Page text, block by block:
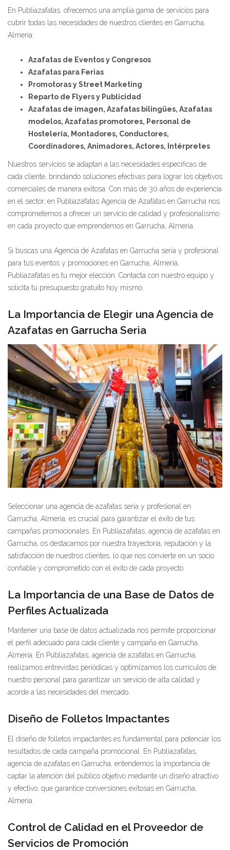
En Publiazafatas, ofrecemos una amplia gama de servicios para
cubrir todas las necesidades de nuestros clientes en Garrucha,
Almería:
Azafatas de Eventos y Congresos
Azafatas para Ferias
Promotoras y Street Marketing
Reparto de Flyers y Publicidad
Azafatas de imagen, Azafatas bilingües, Azafatas
modelos, Azafatas promotores, Personal de
Hostelería, Montadores, Conductores,
Coordinadores, Animadores, Actores, Intérpretes
Nuestros servicios se adaptan a las necesidades específicas de
cada cliente, brindando soluciones efectivas para lograr los objetivos
comerciales de manera exitosa. Con más de 30 años de experiencia
en el sector, en Publiazafatas Agencia de Azafatas en Garrucha nos
comprometemos a ofrecer un servicio de calidad y profesionalismo
en cada proyecto que emprendemos en Garrucha, Almería.
Si buscas una Agencia de Azafatas en Garrucha seria y profesional
para tus eventos y promociones en Garrucha, Almería,
Publiazafatas es tu mejor elección. Contacta con nuestro equipo y
solicita tu presupuesto gratuito hoy mismo.
La Importancia de Elegir una Agencia de
Azafatas en Garrucha Seria
Seleccionar una agencia de azafatas seria y profesional en
Garrucha, Almería, es crucial para garantizar el éxito de tus
campañas promocionales. En Publiazafatas, agencia de azafatas en
Garrucha, os destacamos por nuestra trayectoria, reputación y la
satisfacción de nuestros clientes, lo que nos convierte en un socio
confiable y comprometido con el éxito de cada proyecto.
La Importancia de una Base de Datos de
Perfiles Actualizada
Mantener una base de datos actualizada nos permite proporcionar
el perfil adecuado para cada cliente y campaña en Garrucha,
Almería. En Publiazafatas, agencia de azafatas en Garrucha,
realizamos entrevistas periódicas y optimizamos los currículos de
nuestro personal para garantizar un servicio de alta calidad y
acorde a las necesidades del mercado.
Diseño de Folletos Impactantes
El diseño de folletos impactantes es fundamental para potenciar los
resultados de cada campaña promocional. En Publiazafatas,
agencia de azafatas en Garrucha, entendemos la importancia de
captar la atención del público objetivo mediante un diseño atractivo
y efectivo, que garantice conversiones exitosas en Garrucha,
Almería.
Control de Calidad en el Proveedor de
Servicios de Promoción